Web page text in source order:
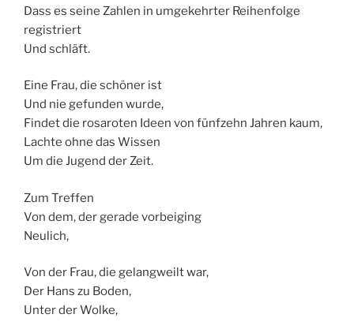
Dass es seine Zahlen in umgekehrter Reihenfolge
registriert
Und schläft.
Eine Frau, die schöner ist
Und nie gefunden wurde,
Findet die rosaroten Ideen von fünfzehn Jahren kaum,
Lachte ohne das Wissen
Um die Jugend der Zeit.
Zum Treffen
Von dem, der gerade vorbeiging
Neulich,
Von der Frau, die gelangweilt war,
Der Hans zu Boden,
Unter der Wolke,